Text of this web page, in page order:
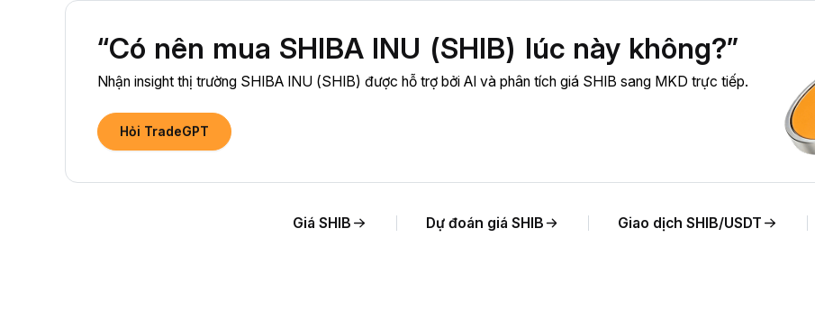
“Có nên mua SHIBA INU (SHIB) lúc này không?”
Nhận insight thị trường SHIBA INU (SHIB) được hỗ trợ bởi AI và phân tích giá SHIB sang MKD trực tiếp.
Hỏi TradeGPT
Giá SHIB Dự đoán giá SHIB Giao dịch SHIB/USDT